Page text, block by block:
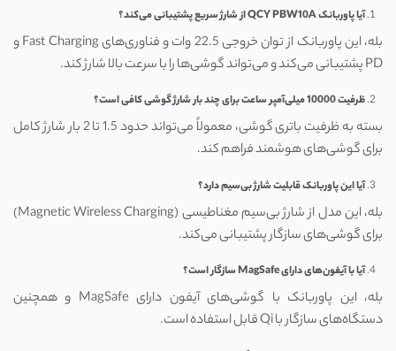
آیا پاوربانک از شارژ سریع پشتیبانی می‌کند؟
بله، این پاوربانک از توان خروجی 22.5 وات و فناوری‌های Fast Charging و
PD پشتیبانی می‌کند و می‌تواند گوشی‌ها را با سرعت بالا شارژ کند.
ظرفیت 10000 میلی‌آمپر ساعت برای چند بار شارژ گوشی کافی است؟
بسته به ظرفیت باتری گوشی، معمولاً می‌تواند حدود 1.5 تا 2 بار شارژ کامل
برای گوشی‌های هوشمند فراهم کند.
آیا این پاوربانک قابلیت شارژ بی‌سیم دارد؟
بله، این مدل از شارژ بی‌سیم مغناطیسی (Magnetic Wireless Charging)
برای گوشی‌های سازگار پشتیبانی می‌کند.
آیا با آیفون‌های دارایMagSafe سازگار است؟
بله، این پاوربانک با گوشی‌های آیفون دارای MagSafe و همچنین
دستگاه‌های سازگار با Qi قابل استفاده است.